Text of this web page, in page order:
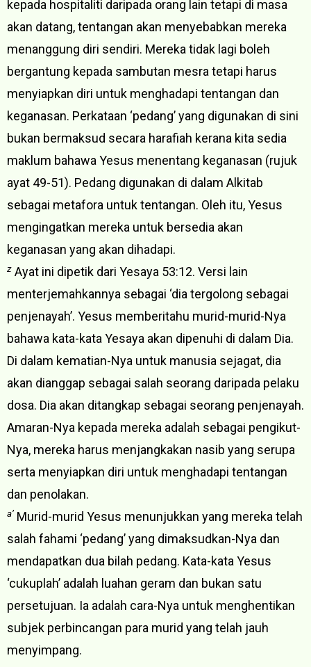
kepada hospitaliti daripada orang lain tetapi di masa
akan datang, tentangan akan menyebabkan mereka
menanggung diri sendiri. Mereka tidak lagi boleh
bergantung kepada sambutan mesra tetapi harus
menyiapkan diri untuk menghadapi tentangan dan
keganasan. Perkataan ‘pedang’ yang digunakan di sini
bukan bermaksud secara harafiah kerana kita sedia
maklum bahawa Yesus menentang keganasan (rujuk
ayat 49-51). Pedang digunakan di dalam Alkitab
sebagai metafora untuk tentangan. Oleh itu, Yesus
mengingatkan mereka untuk bersedia akan
keganasan yang akan dihadapi.
z Ayat ini dipetik dari Yesaya 53:12. Versi lain
menterjemahkannya sebagai ‘dia tergolong sebagai
penjenayah’. Yesus memberitahu murid-murid-Nya
bahawa kata-kata Yesaya akan dipenuhi di dalam Dia.
Di dalam kematian-Nya untuk manusia sejagat, dia
akan dianggap sebagai salah seorang daripada pelaku
dosa. Dia akan ditangkap sebagai seorang penjenayah.
Amaran-Nya kepada mereka adalah sebagai pengikut-
Nya, mereka harus menjangkakan nasib yang serupa
serta menyiapkan diri untuk menghadapi tentangan
dan penolakan.
a’ Murid-murid Yesus menunjukkan yang mereka telah
salah fahami ‘pedang’ yang dimaksudkan-Nya dan
mendapatkan dua bilah pedang. Kata-kata Yesus
‘cukuplah’ adalah luahan geram dan bukan satu
persetujuan. Ia adalah cara-Nya untuk menghentikan
subjek perbincangan para murid yang telah jauh
menyimpang.